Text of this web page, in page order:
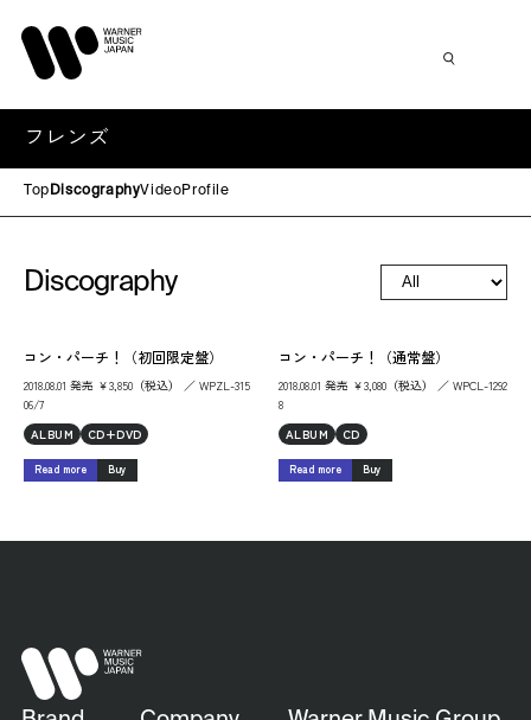
フレンズ
Top DiscographyVideoProfile
Discography
コン・パーチ！（初回限定盤）
2018.08.01 発売 ￥3,850（税込） ／ WPZL-315
06/7
ALBUM
CD+DVD
Read more Buy
コン・パーチ！（通常盤）
2018.08.01 発売 ￥3,080（税込） ／ WPCL-1292
8
ALBUM
CD
Read more Buy